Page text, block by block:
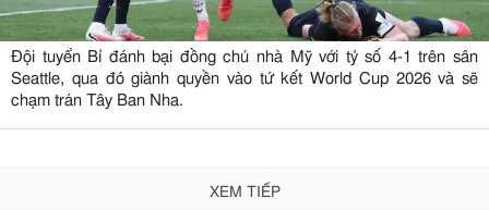
Đội tuyển Bỉ đánh bại đồng chủ nhà Mỹ với tỷ số 4-1 trên sân
Seattle, qua đó giành quyền vào tứ kết World Cup 2026 và sẽ
chạm trán Tây Ban Nha.
XEM TIẾP